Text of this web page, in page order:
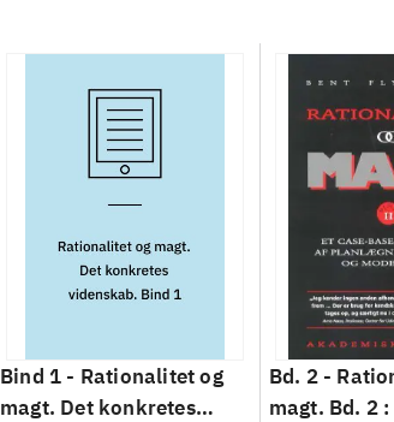
Bind 1 - Rationalitet og
magt. Det konkretes
Bd. 2 -
magt. Bd. 2